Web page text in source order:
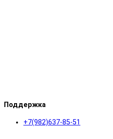
Поддержка
+7(982)637-85-51